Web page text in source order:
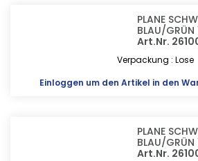
PLANE
BLAU/
Art.Nr.
Verpackung : Lose
Einloggen um den Artikel in den
PLANE
BLAU/GRÜN
Art.Nr.